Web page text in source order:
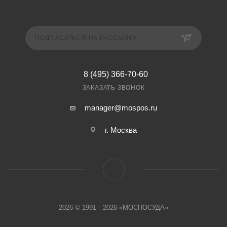
8 (495) 366-70-60
ЗАКАЗАТЬ ЗВОНОК
manager@mospos.ru
г. Москва
2026 © 1991—2026 «МОСПОСУДА»